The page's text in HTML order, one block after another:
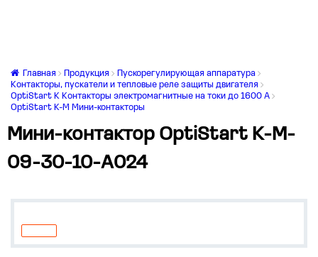
Главная Продукция
Пускорегулирующая аппаратура
Контакторы, пускатели и тепловые реле защиты двигателя
OptiStart K Контакторы электромагнитные на токи до 1600 А
OptiStart K-M Мини-контакторы
Мини-контактор OptiStart K-M-
09-30-10-A024